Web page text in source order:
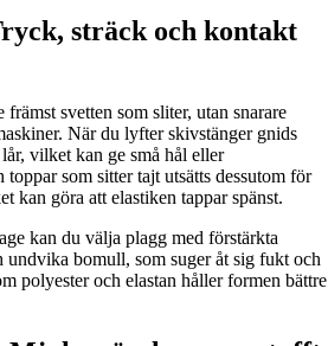
sträck och kontakt
svetten som sliter, utan snarare
När du lyfter skivstänger gnids
vilket kan ge små hål eller
som sitter tajt utsätts dessutom för
kan göra att elastiken tappar spänst.
kan du välja plagg med förstärkta
undvika bomull, som suger åt sig fukt och
polyester och elastan håller formen bättre